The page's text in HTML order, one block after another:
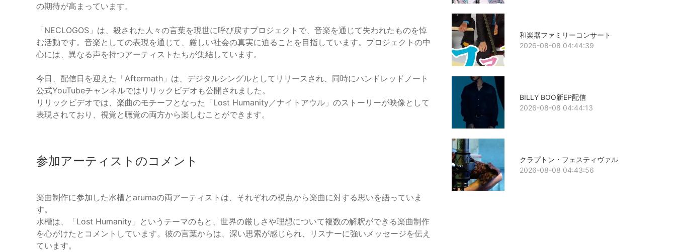
の期待が高まっています。
「NECLOGOS」は、殺された人々の言葉を現世に呼び戻すプロジェクトで、音楽を通じて失われたものを悼
む活動です。音楽としての表現を通じて、厳しい社会の真実に迫ることを目指しています。プロジェクトの中
心には、異なる声を持つアーティストたちが集結しています。
今日、配信日を迎えた「Aftermath」は、デジタルシングルとしてリリースされ、同時にハンドレッドノート
公式YouTubeチャンネルではリリックビデオも公開されました。
リリックビデオでは、楽曲のモチーフとなった「Lost Humanity／ナイトアウル」のストーリーが映像として
表現されており、視覚と聴覚の両方から楽しむことができます。
参加アーティストのコメント
楽曲制作に参加した水槽とarumaの両アーティストは、それぞれの視点から楽曲に対する思いを語っていま
す。
水槽は、「Lost Humanity」というテーマのもと、世界の厳しさや理想について複数の解釈ができる楽曲制作
を心がけたとコメントしています。彼の言葉からは、深い思索が感じられ、リスナーに強いメッセージを伝え
ています。
和楽器ファミリーコンサート
2026-08-08 04:44:39
BILLY BOO新EP配信
2026-08-08 04:44:13
クラプトン・フェスティヴァル
2026-08-08 04:43:56